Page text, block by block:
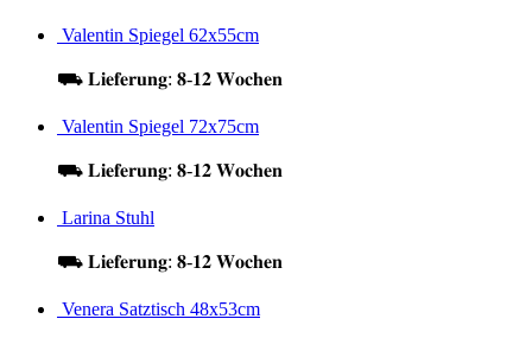
Valentin Spiegel 62x55cm
⛟ 𝐋𝐢𝐞𝐟𝐞𝐫𝐮𝐧𝐠: 𝟖-𝟏𝟐 𝐖𝐨𝐜𝐡𝐞𝐧
Valentin Spiegel 72x75cm
⛟ 𝐋𝐢𝐞𝐟𝐞𝐫𝐮𝐧𝐠: 𝟖-𝟏𝟐 𝐖𝐨𝐜𝐡𝐞𝐧
Larina Stuhl
⛟ 𝐋𝐢𝐞𝐟𝐞𝐫𝐮𝐧𝐠: 𝟖-𝟏𝟐 𝐖𝐨𝐜𝐡𝐞𝐧
Venera Satztisch 48x53cm